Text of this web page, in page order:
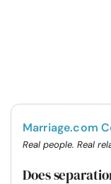
Marriage.com
Real people. Real
Does